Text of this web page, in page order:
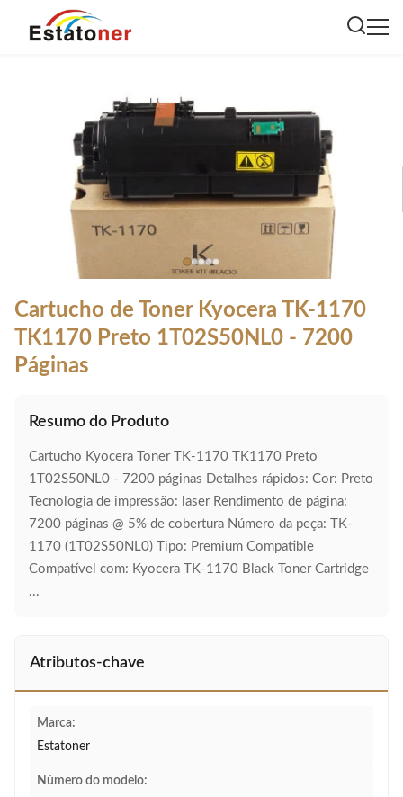
Cartucho de Toner Kyocera TK-1170
TK1170 Preto 1T02S50NL0 - 7200
Páginas
Resumo do Produto
Cartucho Kyocera Toner TK-1170 TK1170 Preto
1T02S50NL0 - 7200 páginas Detalhes rápidos: Cor: Preto
Tecnologia de impressão: laser Rendimento de página:
7200 páginas @ 5% de cobertura Número da peça: TK-
1170 (1T02S50NL0) Tipo: Premium Compatible
Compatível com: Kyocera TK-1170 Black Toner Cartridge
...
Atributos-chave
Marca:
Estatoner
Número do modelo: